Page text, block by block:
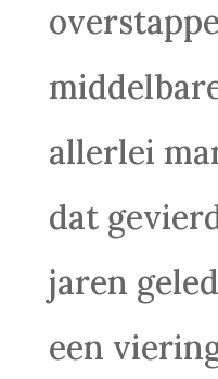
allerlei
dat
jaren
een